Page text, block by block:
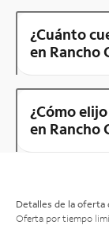
¿Cuánto
en Rancho
¿Cómo
en Rancho
Detalles de la
Oferta por tiempo